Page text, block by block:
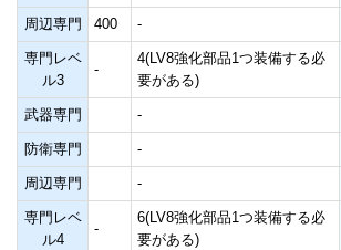
周辺専門 400 -
専門レベ
ル3
-
4(LV8強化部品1つ装備する必
要がある)
武器専門 -
防衛専門 -
周辺専門 -
専門レベ
ル4
-
6(LV8強化部品1つ装備する必
要がある)